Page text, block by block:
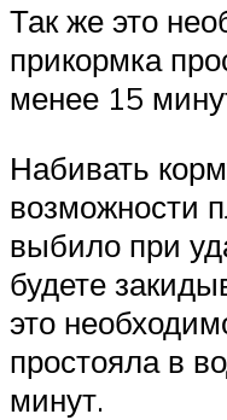
Так же это
прикормка
менее 15
Набивать
возможности
выбило при
будете
это
простояла в
минут.